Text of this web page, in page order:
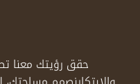
حقق رؤيتك معنا